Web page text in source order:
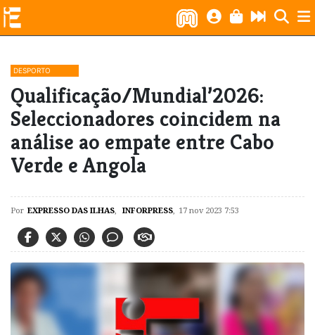
DESPORTO
Qualificação/Mundial’2026:
Seleccionadores coincidem na
análise ao empate entre Cabo
Verde e Angola
Por EXPRESSO DAS ILHAS, INFORPRESS, 17 nov 2023 7:53